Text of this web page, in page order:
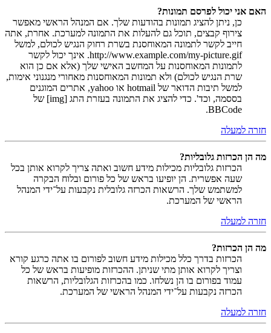
האם אני יכול לפרסם תמונות?
כן, ניתן להציג תמונות בהודעות שלך. אם המנהל הראשי מאפשר
צירוף קבצים, תוכל גם להעלות את התמונה למערכת. אחרת, אתה
חייב לקשר לתמונה המאוחסנת בשרת רחוק הנגיש לכולם, למשל
http://www.example.com/my-picture.gif. אינך יכול לקשר
לתמונות המאוחסנות על המחשב האישי שלך (אלא אם כן הוא
שרת הנגיש לכולם) ולא תמונות המאוחסנות מאחורי מנגנוני אימות,
למשל תיבות הדואר של hotmail או yahoo, אתרים המוגנים
בססמה, וכד'. כדי להציג את התמונה בעזרת התג [img] של
BBCode.
חזרה למעלה
מה הן הכרזות גלובליות?
הכרזות גלובליות מכילות מידע חשוב ואתה צריך לקרוא אותן בכל
שעה אפשרית. הן יופיעו בראש של כל פורום ובלוח הבקרה
למשתמש שלך. הרשאות הכרזה גלובלית נקבעות על־ידי המנהל
הראשי של המערכת.
חזרה למעלה
מה הן הכרזות?
הכרזות בדרך כלל מכילות מידע חשוב לפורום בו אתה כרגע קורא
וצריך לקרוא אותן מתי שניתן. ההכרזות מופיעות בראש של כל
עמוד בפורום בו הן נשלחו. כמו בהכרזות הגלובליות, הרשאות
הכרזה נקבעות על־ידי המנהל הראשי של המערכת.
חזרה למעלה